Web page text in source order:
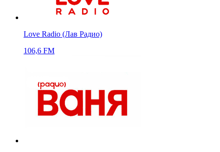
Love Radio (Лав Радио)
106,6 FM